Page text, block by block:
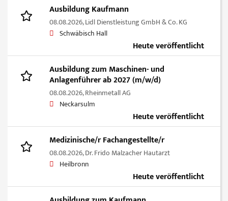
Ausbildung Kaufmann
08.08.2026,Lidl Dienstleistung GmbH & Co. KG
Schwäbisch Hall
Heute veröffentlicht
Ausbildung zum Maschinen- und
Anlagenführer ab 2027 (m/w/d)
08.08.2026,Rheinmetall AG
Neckarsulm
Heute veröffentlicht
Medizinische/r Fachangestellte/r
08.08.2026,Dr. Frido Malzacher Hautarzt
Heilbronn
Heute veröffentlicht